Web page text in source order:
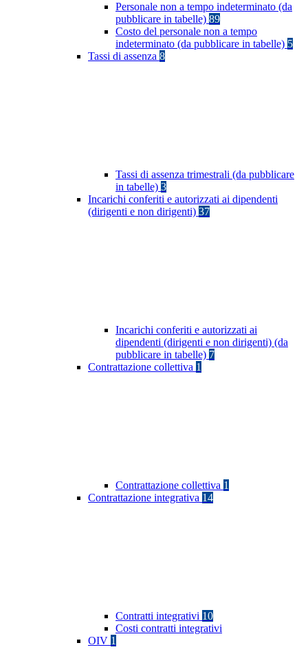
Personale non a tempo indeterminato (da
pubblicare in tabelle) 89
Costo del personale non a tempo
indeterminato (da pubblicare in tabelle) 5
Tassi di assenza 8
Tassi di assenza trimestrali (da pubblicare
in tabelle) 3
Incarichi conferiti e autorizzati ai dipendenti
(dirigenti e non dirigenti) 37
Incarichi conferiti e autorizzati ai
dipendenti (dirigenti e non dirigenti) (da
pubblicare in tabelle) 7
Contrattazione collettiva 1
Contrattazione collettiva 1
Contrattazione integrativa 14
Contratti integrativi 10
Costi contratti integrativi
OIV 1